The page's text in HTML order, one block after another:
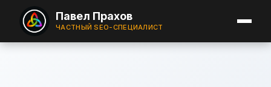
Павел Прахов
ЧАСТНЫЙ SEO-СПЕЦИАЛИСТ